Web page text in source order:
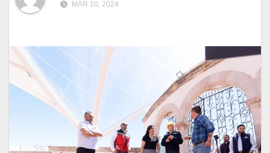
MAR 10, 2024